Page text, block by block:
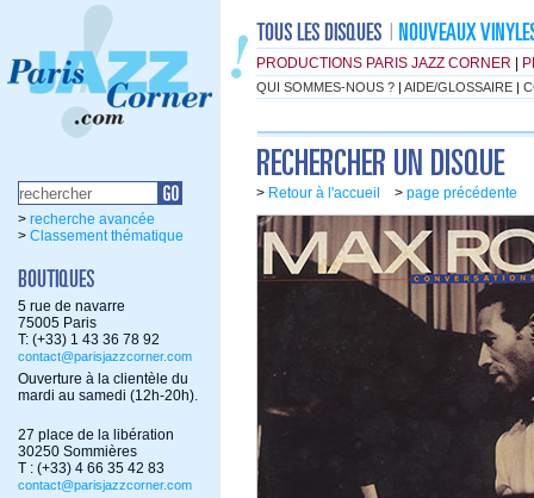
PRODUCTIONS PARIS JAZZ CORNER
QUI SOMMES-NOUS ? | AIDE/GLOSSAIRE |
> recherche avancée
> Classement thématique
5 rue de navarre
75005 Paris
T: (+33) 1 43 36 78 92
contact@parisjazzcorner.com
Ouverture à la clientèle du
mardi au samedi (12h-20h).
27 place de la libération
30250 Sommières
T : (+33) 4 66 35 42 83
contact@parisjazzcorner.com
> Retour à l'accueil > page précédente